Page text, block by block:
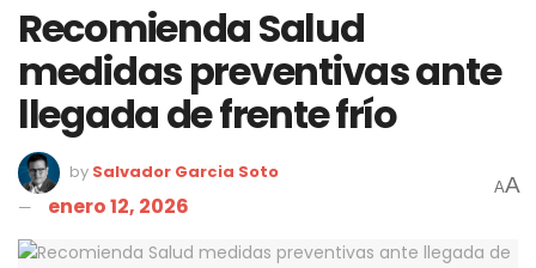
Recomienda Salud
medidas preventivas ante
llegada de frente frío
by Salvador Garcia Soto
enero 12, 2026
AA